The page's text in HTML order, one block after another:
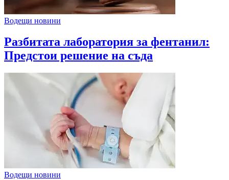
Водещи новини
Разбитата лаборатория за фентанил:
Предстои решение на съда
Водещи новини